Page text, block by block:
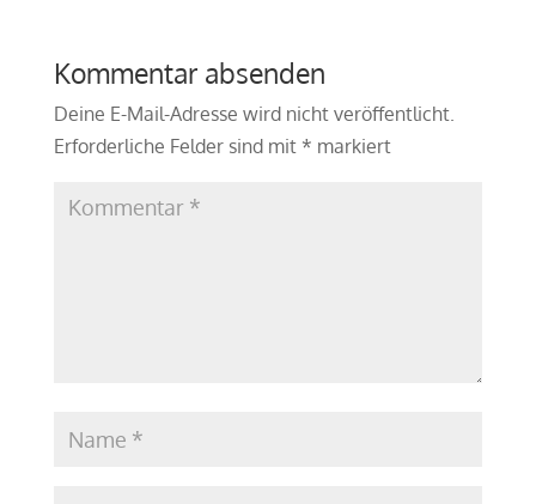
Kommentar absenden
Deine E-Mail-Adresse wird nicht veröffentlicht.
Erforderliche Felder sind mit * markiert